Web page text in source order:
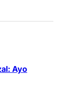
Ayo